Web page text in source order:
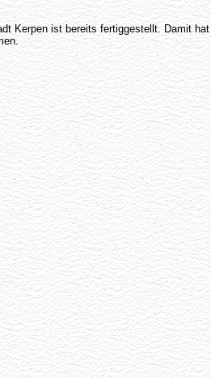
Kerpen ist bereits fertiggestellt. Damit